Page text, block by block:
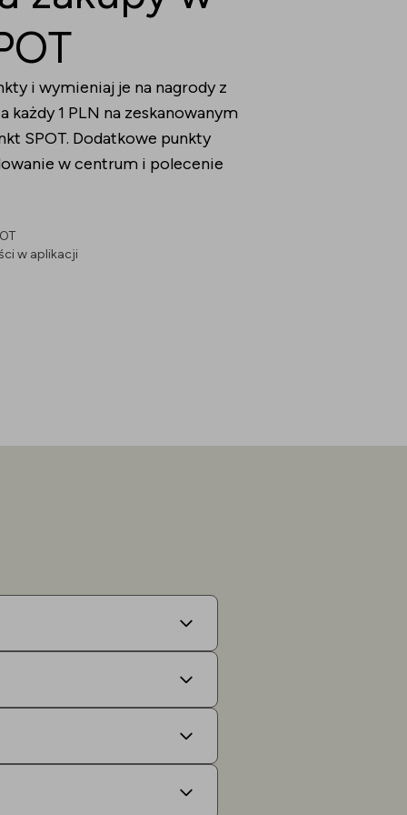
i wymieniaj je na nagrody z
każdy 1 PLN na zeskanowanym
SPOT. Dodatkowe punkty
w centrum i polecenie
w aplikacji